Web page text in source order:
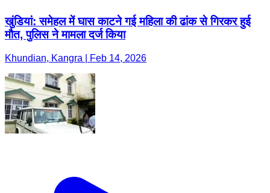
खुंडियां: समेहल में घास काटने गई महिला की ढांक से गिरकर हुई
मौत, पुलिस ने मामला दर्ज किया
Khundian, Kangra | Feb 14, 2026